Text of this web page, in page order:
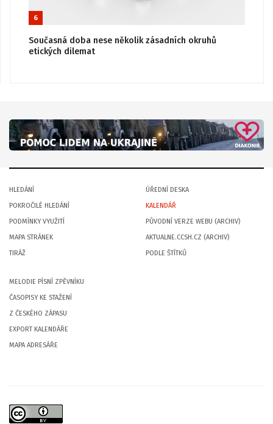
6
Současná doba nese několik zásadních okruhů
etických dilemat
HLEDÁNÍ
POKROČILÉ HLEDÁNÍ
PODMÍNKY VYUŽITÍ
MAPA STRÁNEK
TIRÁŽ
ÚŘEDNÍ DESKA
KALENDÁŘ
PŮVODNÍ VERZE WEBU (ARCHIV)
AKTUALNE.CCSH.CZ (ARCHIV)
PODLE ŠTÍTKŮ
MELODIE PÍSNÍ ZPĚVNÍKU
ČASOPISY KE STAŽENÍ
Z ČESKÉHO ZÁPASU
EXPORT KALENDÁŘE
MAPA ADRESÁŘE